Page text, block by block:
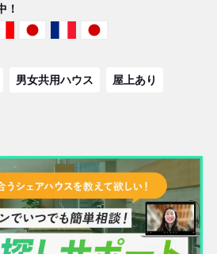
文化スポットが点在しています。
澄白河も近いため、休日にはのん
横川沿いの桜がぴったり！有名な
で楽しめます。人気のある浅草エ
。
ハウスメイトとの盛んな交流も】
は、入居人数7人という小規模シ
！
男女共用ハウス 屋上あり